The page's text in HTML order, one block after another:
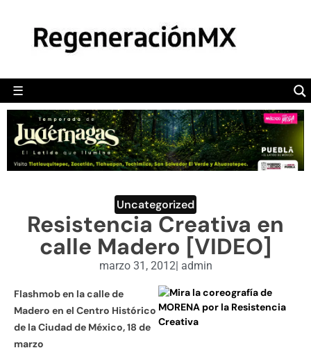
☰
POLÍTICA
CAMALEÓN
OPINIÓN
DEPORTES
ENGLISH SECTION
VIDEOS
Uncategorized
Resistencia Creativa en
calle Madero [VIDEO]
marzo 31, 2012| admin
Flashmob en la calle de
Madero en el Centro Histórico
de la Ciudad de México, 18 de
marzo